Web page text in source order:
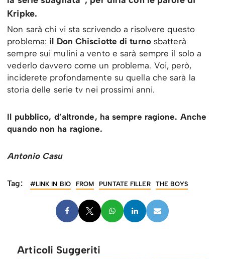
Kripke.
Non sarà chi vi sta scrivendo a risolvere questo
problema: il Don Chisciotte di turnosbatterà
sempre sui mulini a vento e sarà sempre il solo a
vederlo davvero come un problema. Voi, però,
inciderete profondamente su quella che sarà la
storia delle serie tv nei prossimi anni.
Il pubblico, d’altronde, ha sempre ragione. Anche
quando non ha ragione.
Antonio Casu
Tag: #LINK IN BIO FROM PUNTATE FILLER THE BOYS
Articoli Suggeriti